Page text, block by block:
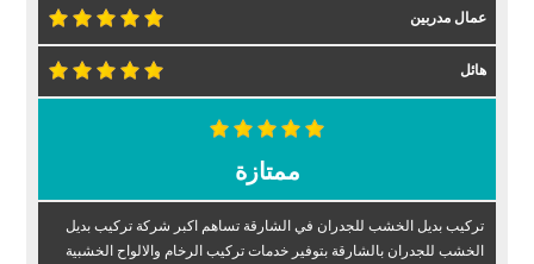
عمال مدربين
هائل
ممتازة
تركيب بديل الخشب للجدران في الشارقة تساهم اكبر شركة تركيب بديل
الخشب للجدران بالشارقة بتوفير خدمات تركيب الرخام والالواح الخشبية